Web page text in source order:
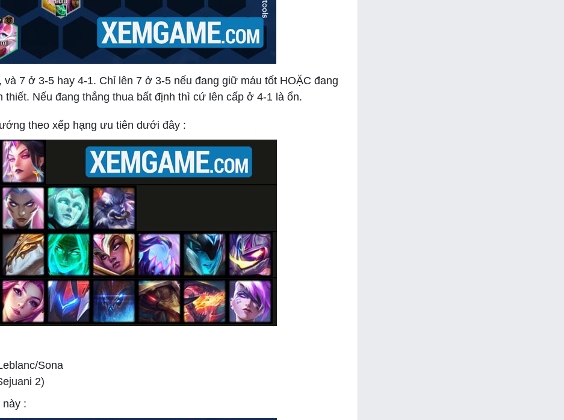
7 ở 3-5 hay 4-1. Chỉ lên 7 ở 3-5 nếu đang giữ máu tốt HOẶC đang
Nếu đang thắng thua bất định thì cứ lên cấp ở 4-1 là ổn.
theo xếp hạng ưu tiên dưới đây :
Sona
2)
: